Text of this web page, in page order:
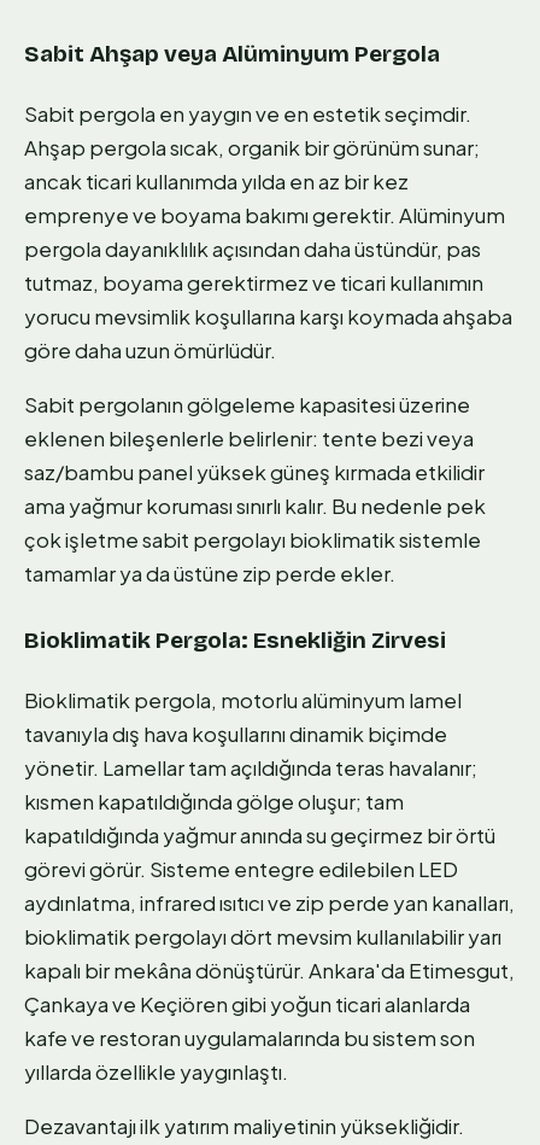
Sabit Ahşap veya Alüminyum Pergola
Sabit pergola en yaygın ve en estetik seçimdir.
Ahşap pergola sıcak, organik bir görünüm sunar;
ancak ticari kullanımda yılda en az bir kez
emprenye ve boyama bakımı gerektir. Alüminyum
pergola dayanıklılık açısından daha üstündür, pas
tutmaz, boyama gerektirmez ve ticari kullanımın
yorucu mevsimlik koşullarına karşı koymada ahşaba
göre daha uzun ömürlüdür.
Sabit pergolanın gölgeleme kapasitesi üzerine
eklenen bileşenlerle belirlenir: tente bezi veya
saz/bambu panel yüksek güneş kırmada etkilidir
ama yağmur koruması sınırlı kalır. Bu nedenle pek
çok işletme sabit pergolayı bioklimatik sistemle
tamamlar ya da üstüne zip perde ekler.
Bioklimatik Pergola: Esnekliğin Zirvesi
Bioklimatik pergola, motorlu alüminyum lamel
tavanıyla dış hava koşullarını dinamik biçimde
yönetir. Lamellar tam açıldığında teras havalanır;
kısmen kapatıldığında gölge oluşur; tam
kapatıldığında yağmur anında su geçirmez bir örtü
görevi görür. Sisteme entegre edilebilen LED
aydınlatma, infrared ısıtıcı ve zip perde yan kanalları,
bioklimatik pergolayı dört mevsim kullanılabilir yarı
kapalı bir mekâna dönüştürür. Ankara'da Etimesgut,
Çankaya ve Keçiören gibi yoğun ticari alanlarda
kafe ve restoran uygulamalarında bu sistem son
yıllarda özellikle yaygınlaştı.
Dezavantajı ilk yatırım maliyetinin yüksekliğidir.